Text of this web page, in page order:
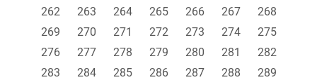
262
263 264 265 266 267
268
269
270 271 272 273 274
275
276
277 278 279 280 281
282
283
284 285 286 287 288
289